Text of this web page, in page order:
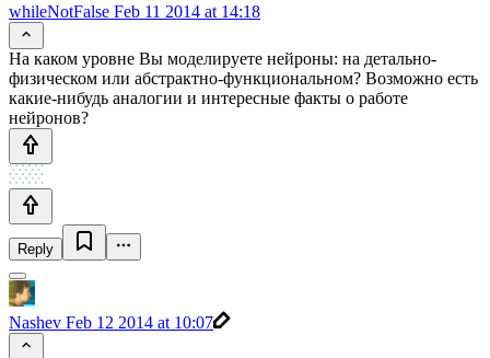
whileNotFalse Feb 11 2014 at 14:18
На каком уровне Вы моделируете нейроны: на детально-
физическом или абстрактно-функциональном? Возможно есть
какие-нибудь аналогии и интересные факты о работе
нейронов?
Reply
Nashev Feb 12 2014 at 10:07